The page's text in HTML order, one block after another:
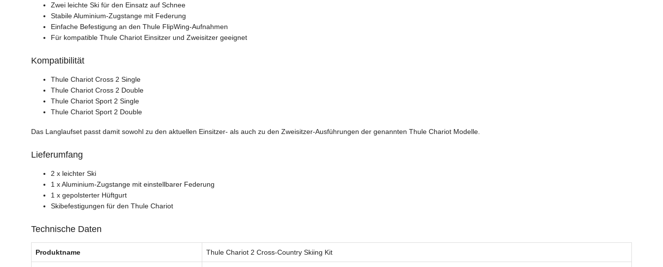
Zwei leichte Ski für den Einsatz auf Schnee
Stabile Aluminium-Zugstange mit Federung
Einfache Befestigung an den Thule FlipWing-Aufnahmen
Für kompatible Thule Chariot Einsitzer und Zweisitzer geeignet
Kompatibilität
Thule Chariot Cross 2 Single
Thule Chariot Cross 2 Double
Thule Chariot Sport 2 Single
Thule Chariot Sport 2 Double
Das Langlaufset passt damit sowohl zu den aktuellen Einsitzer- als auch zu den Zweisitzer-Ausführungen der genannten Thule Chariot Modelle.
Lieferumfang
2 x leichter Ski
1 x Aluminium-Zugstange mit einstellbarer Federung
1 x gepolsterter Hüftgurt
Skibefestigungen für den Thule Chariot
Technische Daten
Produktname Thule Chariot 2 Cross-Country Skiing Kit